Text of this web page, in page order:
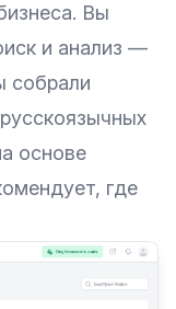
Вы
и анализ —
собрали
основе
где